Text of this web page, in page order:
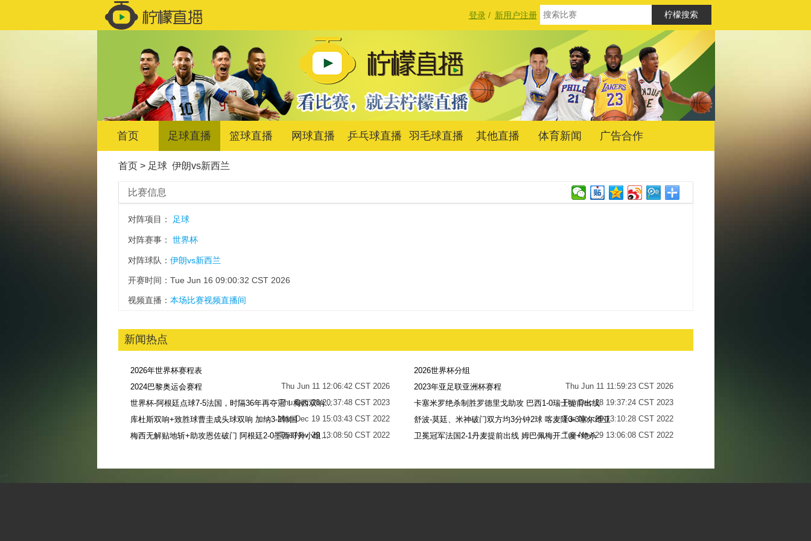
登录/ 新用户注册
首页 足球直播 篮球直播 网球直播 乒乓球直播 羽毛球直播 其他直播 体育新闻 广告合作
首页> 足球 伊朗vs新西兰
比赛信息
对阵项目： 足球
对阵赛事： 世界杯
对阵球队： 伊朗vs新西兰
开赛时间：Tue Jun 16 09:00:32 CST 2026
视频直播： 本场比赛视频直播间
新闻热点
2026年世界杯赛程表
Thu Jun 11 12:06:42 CST 2026
2026世界杯分组
Thu Jun 11 11:59:23 CST 2026
2024巴黎奥运会赛程
Thu Dec 28 20:37:48 CST 2023
2023年亚足联亚洲杯赛程
Thu Dec 28 19:37:24 CST 2023
世界杯-阿根廷点球7-5法国，时隔36年再夺冠！梅西双响姆巴佩戴帽
Mon Dec 19 15:03:43 CST 2022
卡塞米罗绝杀制胜罗德里戈助攻 巴西1-0瑞士提前出线
Tue Nov 29 13:10:28 CST 2022
库杜斯双响+致胜球曹圭成头球双响 加纳3-2韩国
Tue Nov 29 13:08:50 CST 2022
舒波-莫廷、米神破门双方均3分钟2球 喀麦隆3-3塞尔维亚
Tue Nov 29 13:06:08 CST 2022
梅西无解贴地斩+助攻恩佐破门 阿根廷2-0墨西哥升小组第二
卫冕冠军法国2-1丹麦提前出线 姆巴佩梅开二度+绝杀